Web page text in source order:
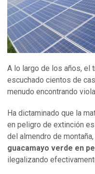
A lo largo de los años, el
escuchado cientos de
menudo encontrando
Ha dictaminado que la
en peligro de extinción
del almendro de
guacamayo verde en
ilegalizando